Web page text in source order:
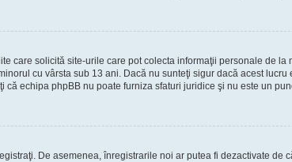
care solicită site-urile care pot colecta informaţii personale de la
cu vârsta sub 13 ani. Dacă nu sunteţi sigur dacă acest
echipa phpBB nu poate furniza sfaturi juridice şi nu este un
De asemenea, înregistrarile noi ar putea fi dezactivate de